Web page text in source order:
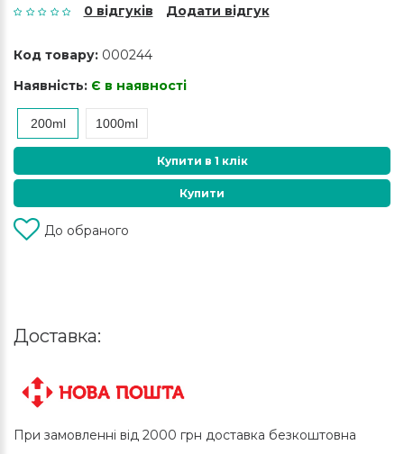
0 відгуків Додати відгук
Код товару: 000244
Наявність: Є в наявності
200ml 1000ml
Купити в 1 клік
Купити
До обраного
Доставка:
При замовленні від 2000 грн доставка безкоштовна